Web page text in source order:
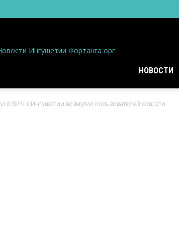
Ингушетии Фортанга орг
НОВОСТИ
о ВИЧ в Ингушетии возмутил пользователей соцсети